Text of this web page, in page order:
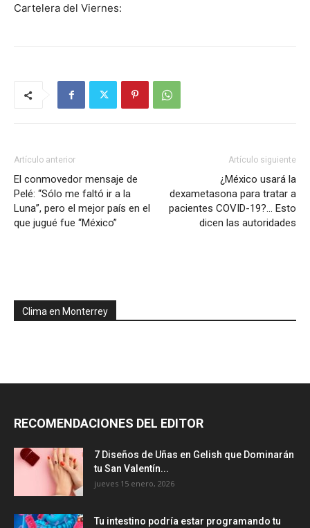
Cartelera del Viernes:
Artículo anterior
El conmovedor mensaje de
Pelé: “Sólo me faltó ir a la
Luna”, pero el mejor país en el
que jugué fue “México”
Artículo siguiente
¿México usará la
dexametasona para tratar a
pacientes COVID-19?… Esto
dicen las autoridades
Clima en Monterrey
RECOMENDACIONES DEL EDITOR
7 Diseños de Uñas en Gelish que Dominarán
tu San Valentín...
jueves 15 enero, 2026
Tu intestino podría estar programando tu